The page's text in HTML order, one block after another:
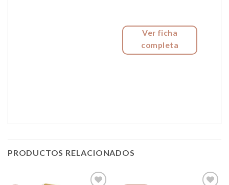
Ver ficha
completa
PRODUCTOS RELACIONADOS